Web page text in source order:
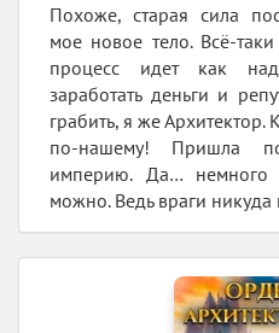
Похоже, старая сила
мое новое тело. Всё-
процесс идет как
заработать деньги и
грабить, я же Архитектор.
по-нашему! Пришла
империю. Да… немного
можно. Ведь враги никуда